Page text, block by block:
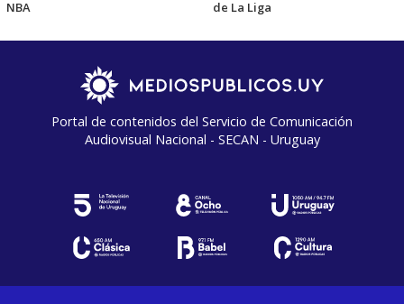
NBA
de La Liga
Portal de contenidos del Servicio de Comunicación
Audiovisual Nacional - SECAN - Uruguay